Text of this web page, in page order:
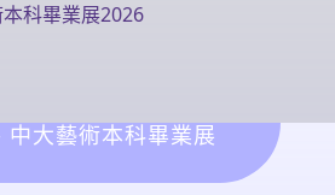
科畢業展2026
大藝術本科畢業展